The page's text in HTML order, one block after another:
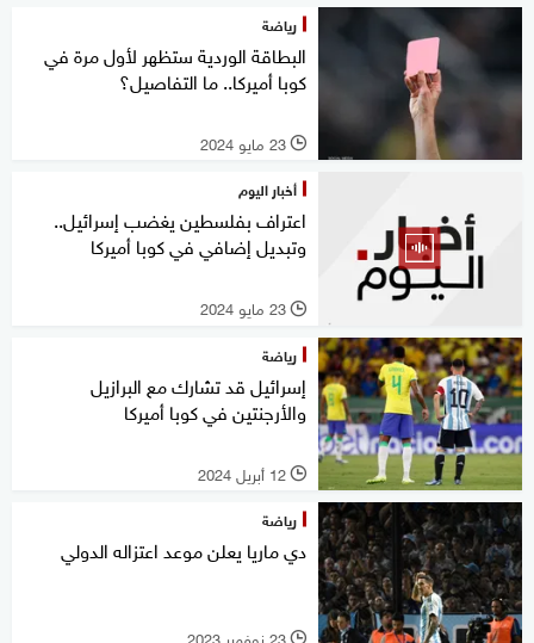
رياضة
البطاقة الوردية ستظهر لأول مرة في
كوبا أميركا.. ما التفاصيل؟
l 23 مايو 2024
أخبار اليوم
اعتراف بفلسطين يغضب إسرائيل..
وتبديل إضافي في كوبا أميركا
l 23 مايو 2024
رياضة
إسرائيل قد تشارك مع البرازيل
والأرجنتين في كوبا أميركا
l 12 أبريل 2024
رياضة
دي ماريا يعلن موعد اعتزاله الدولي
l 23 نوفمبر 2023